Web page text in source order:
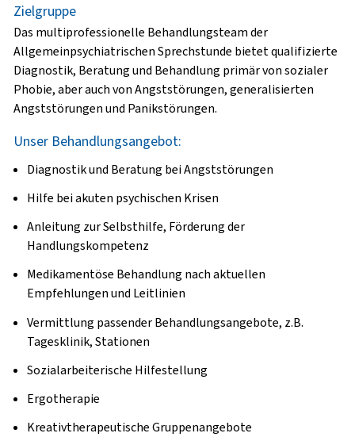
Zielgruppe
Das multiprofessionelle Behandlungsteam der
Allgemeinpsychiatrischen Sprechstunde bietet qualifizierte
Diagnostik, Beratung und Behandlung primär von sozialer
Phobie, aber auch von Angststörungen, generalisierten
Angststörungen und Panikstörungen.
Unser Behandlungsangebot:
Diagnostik und Beratung bei Angststörungen
Hilfe bei akuten psychischen Krisen
Anleitung zur Selbsthilfe, Förderung der
Handlungskompetenz
Medikamentöse Behandlung nach aktuellen
Empfehlungen und Leitlinien
Vermittlung passender Behandlungsangebote, z.B.
Tagesklinik, Stationen
Sozialarbeiterische Hilfestellung
Ergotherapie
Kreativtherapeutische Gruppenangebote